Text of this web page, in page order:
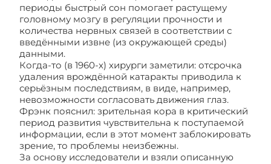
периоды быстрый сон помогает растущему
головному мозгу в регуляции прочности и
количества нервных связей в соответствии с
введёнными извне (из окружающей среды)
данными.
Когда-то (в 1960-х) хирурги заметили: отсрочка
удаления врождённой катаракты приводила к
серьёзным последствиям, в виде, например,
невозможности согласовать движения глаз.
Фрэнк пояснил: зрительная кора в критический
период развития чувствительна к поступаемой
информации, если в этот момент заблокировать
зрение, то проблемы неизбежны.
За основу исследователи и взяли описанную